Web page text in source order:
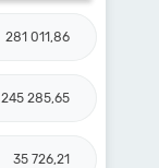
281 011,86
245 285,65
35 726,21